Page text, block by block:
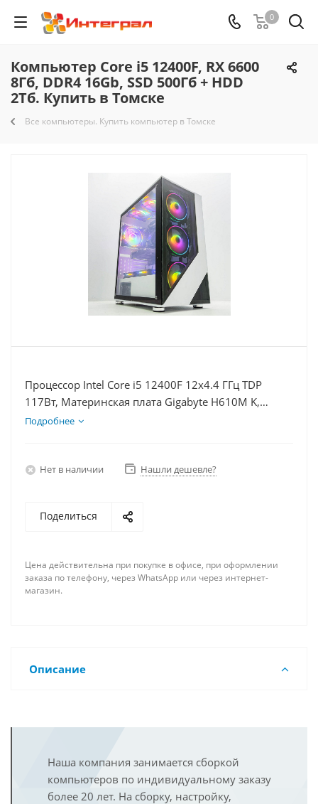
0
Компьютер Core i5 12400F, RX 6600
8Гб, DDR4 16Gb, SSD 500Гб + HDD
2Тб. Купить в Томске
Все компьютеры. Купить компьютер в Томске
Процессор Intel Core i5 12400F 12x4.4 ГГц TDP
117Вт, Материнская плата Gigabyte H610M K,
Видеокарта RX 6600 8Гб, Память DDR4 16Gb,
Подробнее
Нет в наличии Нашли дешевле?
Поделиться
Цена действительна при покупке в офисе, при оформлении
заказа по телефону, через WhatsApp или через интернет-
магазин.
Описание
Наша компания занимается сборкой
компьютеров по индивидуальному заказу
более 20 лет. На сборку, настройку,